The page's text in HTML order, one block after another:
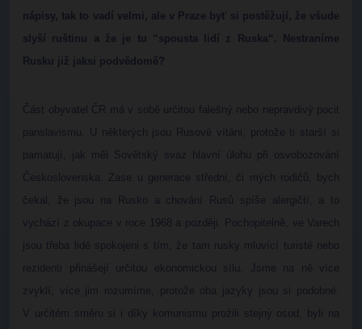
nápisy, tak to vadí velmi, ale v Praze byť si postěžují, že všude
slyší ruštinu a že je tu “spousta lidí z Ruska“. Nestraníme
Rusku již jaksi podvědomě?
Část obyvatel ČR má v sobě určitou falešný nebo nepravdivý pocit
panslavismu. U některých jsou Rusové vítáni, protože ti starší si
pamatují, jak měl Sovětský svaz hlavní úlohu při osvobozování
Československa. Zase u generace střední, či mých rodičů, bych
čekal, že jsou na Rusko a chování Rusů spíše alergičtí, a to
vychází z okupace v roce 1968 a později. Pochopitelně, ve Varech
jsou třeba lidé spokojeni s tím, že tam rusky mluvící turisté nebo
rezidenti přinášejí určitou ekonomickou sílu. Jsme na ně více
zvyklí, více jim rozumíme, protože oba jazyky jsou si podobné.
V určitém směru si i díky komunismu prožili stejný osud, byli na